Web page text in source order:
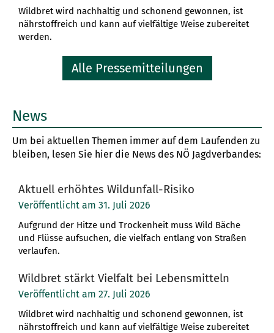
Wildbret wird nachhaltig und schonend gewonnen, ist
nährstoffreich und kann auf vielfältige Weise zubereitet
werden.
Alle Pressemitteilungen
News
Um bei aktuellen Themen immer auf dem Laufenden zu
bleiben, lesen Sie hier die News des NÖ Jagdverbandes:
Aktuell erhöhtes Wildunfall-Risiko
Veröffentlicht am 31. Juli 2026
Aufgrund der Hitze und Trockenheit muss Wild Bäche
und Flüsse aufsuchen, die vielfach entlang von Straßen
verlaufen.
Wildbret stärkt Vielfalt bei Lebensmitteln
Veröffentlicht am 27. Juli 2026
Wildbret wird nachhaltig und schonend gewonnen, ist
nährstoffreich und kann auf vielfältige Weise zubereitet